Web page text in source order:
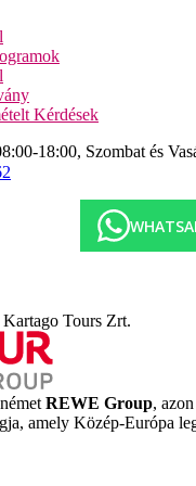
ingyenesen
(kivilágítás térítés
térítés ellenében
a strandon (helyi
kb. 400 m-re
minden étkezés
05:00 és 07:00
10:00 és 11:00 óra
tavernában 11:00 és
hamburgerek, görög
Kérdések
18:00, Szombat és
Tours Zrt.
REWE Group,
amely Közép-Európa